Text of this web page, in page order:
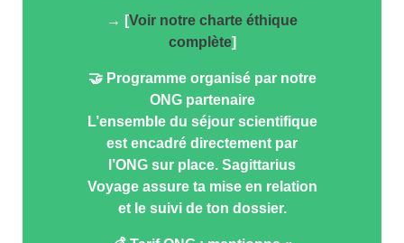
→ [Voir notre charte éthique
complète]
🤝 Programme organisé par notre
ONG partenaire
L’ensemble du séjour scientifique
est encadré directement par
l’ONG sur place. Sagittarius
Voyage assure ta mise en relation
et le suivi de ton dossier.